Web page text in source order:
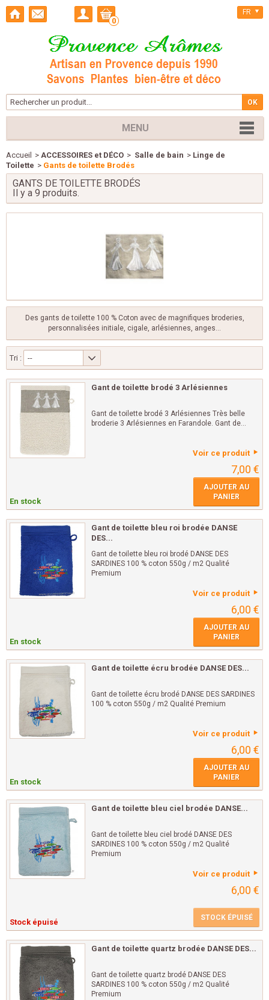
0
FR
MENU
Accueil > ACCESSOIRES et DÉCO > Salle de bain > Linge de
Toilette > Gants de toilette Brodés
GANTS DE TOILETTE BRODÉS
Il y a 9 produits.
Des gants de toilette 100 % Coton avec de magnifiques broderies,
personnalisées initiale, cigale, arlésiennes, anges...
Tri : --
Gant de toilette brodé 3 Arlésiennes
Gant de toilette brodé 3 Arlésiennes Très belle
broderie 3 Arlésiennes en Farandole. Gant de...
Voir ce produit
7,00 €
En stock
AJOUTER AU
PANIER
Gant de toilette bleu roi brodée DANSE
DES...
Gant de toilette bleu roi brodé DANSE DES
SARDINES 100 % coton 550g / m2 Qualité
Premium
Voir ce produit
6,00 €
En stock
AJOUTER AU
PANIER
Gant de toilette écru brodée DANSE DES...
Gant de toilette écru brodé DANSE DES SARDINES
100 % coton 550g / m2 Qualité Premium
Voir ce produit
6,00 €
En stock
AJOUTER AU
PANIER
Gant de toilette bleu ciel brodée DANSE...
Gant de toilette bleu ciel brodé DANSE DES
SARDINES 100 % coton 550g / m2 Qualité
Premium
Voir ce produit
6,00 €
Stock épuisé STOCK ÉPUISÉ
Gant de toilette quartz brodée DANSE DES...
Gant de toilette quartz brodé DANSE DES
SARDINES 100 % coton 550g / m2 Qualité
Premium